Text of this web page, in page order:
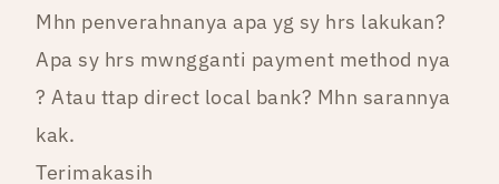
Mhn penverahnanya apa yg sy hrs lakukan?
Apa sy hrs mwngganti payment method nya
? Atau ttap direct local bank? Mhn sarannya
kak.
Terimakasih